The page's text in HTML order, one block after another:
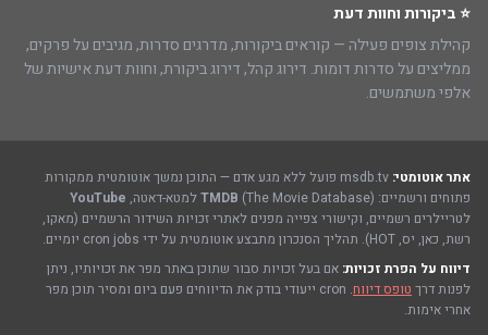
⭐ ביקורות וחוות דעת
קהילת צופים פעילה — קוראים ביקורות, מדרגים סדרות, מגיבים על פרקים,
ממליצים על סדרות דומות. דירוג קהל, דירוג ביקורת, וחוות דעת אישיות של
אלפי משתמשים.
אתר אוטומטי:
msdb.tv פועל ללא מגע אדם — התוכן נמשך אוטומטית ממקורות
פתוחים ורשמיים:
TMDB (The Movie Database) למטא-דאטה,
YouTube
לטריילרים רשמיים, וקישורי צפייה מפנים לאתרי זכויות השידור הרשמיים (מאקו,
רשת, כאן, יס, HOT). תהליך הסנכרון מתבצע אוטומטית על ידי cron jobs יומיים.
דיווח על הפרת זכויות: אם בעל זכויות סבור שתוכן באתר מפר את זכויותיו, ניתן
לפנות דרך טופס דיווח
. cron ייעודי בודק את הדיווחים פעם ביום ומסיר תוכן מפר
אחרי אימות.